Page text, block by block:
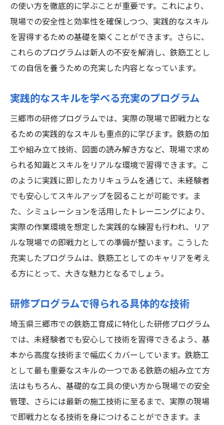
の使い方を徹底的に学ぶことが重要です。これにより、
現場での安全性と効率性を確保しつつ、実践的なスキル
を習得するための基礎を築くことができます。さらに、
これらのプログラムは新人の不安を解消し、鉄筋工とし
ての自信を養うための充実した内容となっています。
実践的なスキルを学べる充実のプログラム
三郷市の研修プログラムでは、実際の現場で即戦力とな
るための実践的なスキルも重点的に学びます。鉄筋の加
工や組み立て技術、図面の読み解き方など、現場で求め
られる知識とスキルをリアルな環境で習得できます。こ
のように実践に即したカリキュラムを通じて、未経験者
でも安心してスキルアップを図ることが可能です。ま
た、シミュレーションを活用したトレーニングにより、
実際の作業環境を想定した実践的な練習も行われ、リア
ルな現場での即戦力としての準備が整います。こうした
充実したプログラムは、鉄筋工としてのキャリアを考え
る方にとって、大きな魅力となるでしょう。
研修プログラムで得られる具体的な技術
埼玉県三郷市での鉄筋工育成に特化した研修プログラム
では、未経験者でも安心して技術を習得できるよう、基
本から高度な技術まで幅広くカバーしています。鉄筋工
として最も重要なスキルの一つである鉄筋の組み立て方
法はもちろん、基礎的な工具の使い方から現場での安全
管理、さらには最新の施工技術に至るまで、実際の現場
で即戦力となる技術を身につけることができます。ま